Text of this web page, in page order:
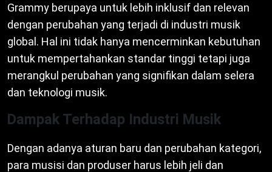
Grammy berupaya untuk lebih inklusif dan relevan
dengan perubahan yang terjadi di industri musik
global. Hal ini tidak hanya mencerminkan kebutuhan
untuk mempertahankan standar tinggi tetapi juga
merangkul perubahan yang signifikan dalam selera
dan teknologi musik.
Dampak Terhadap Industri Musik
Dengan adanya aturan baru dan perubahan kategori,
para musisi dan produser harus lebih jeli dan